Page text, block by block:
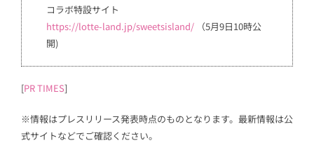
コラボ特設サイト
https://lotte-land.jp/sweetsisland/
（5月9日10時公
開)
[PR TIMES]
※情報はプレスリリース発表時点のものとなります。最新情報は公
式サイトなどでご確認ください。